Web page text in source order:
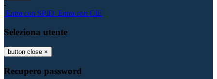
-
Entra con SPID Entra con CIE
Seleziona utente
button close ×
Recupero password